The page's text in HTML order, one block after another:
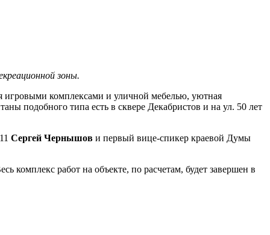
зоны.
игровыми комплексами и уличной мебелью, уютная
подобного типа есть в сквере Декабристов и на ул. 50 лет
Сергей Чернышов и первый вице-спикер краевой Думы
комплекс работ на объекте, по расчетам, будет завершен в